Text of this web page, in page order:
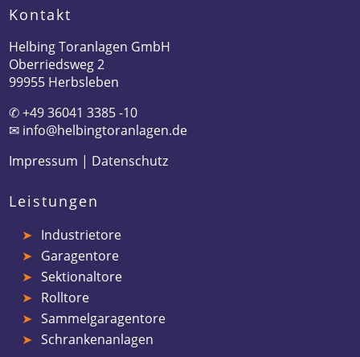
Kontakt
Helbing Toranlagen GmbH
Oberriedsweg 2
99955 Herbsleben
✆+49 36041 3385 -10
✉ info@helbingtoranlagen.de
Impressum | Datenschutz
Leistungen
Industrietore
Garagentore
Sektionaltore
Rolltore
Sammelgaragentore
Schrankenanlagen